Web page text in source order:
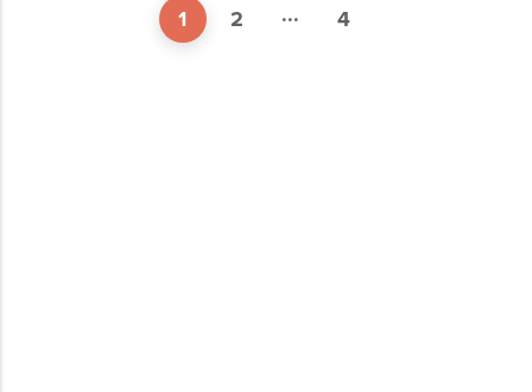
1 2 ... 4